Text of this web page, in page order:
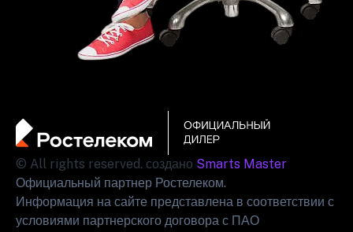
© All rights reserved. создано Smarts Master
Официальный партнер Ростелеком.
Информация на сайте представлена в соответствии с
условиями партнерского договора с ПАО